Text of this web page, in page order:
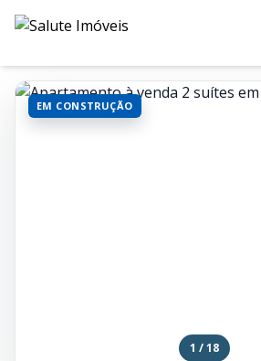
EM CONSTRUÇÃO
1 / 18